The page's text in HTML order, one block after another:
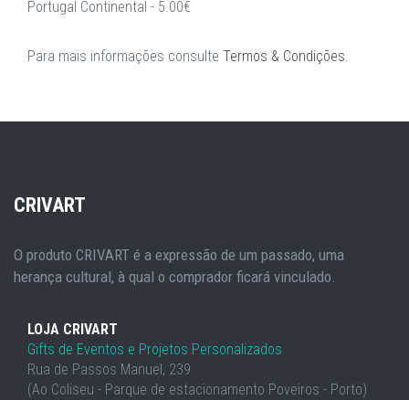
Portugal Continental - 5.00€
Para mais informações consulte Termos & Condições.
CRIVART
O produto CRIVART é a expressão de um passado, uma
herança cultural, à qual o comprador ficará vinculado.
LOJA CRIVART
Gifts de Eventos e Projetos Personalizados
Rua de Passos Manuel, 239
(Ao Coliseu - Parque de estacionamento Poveiros - Porto)